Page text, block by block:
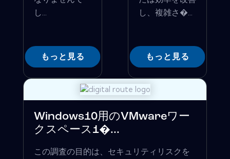
し...
もっと見る
し、複雑さ�...
もっと見る
Windows10用のVMwareワー
クスペース1�...
この調査の目的は、セキュリティリスクを